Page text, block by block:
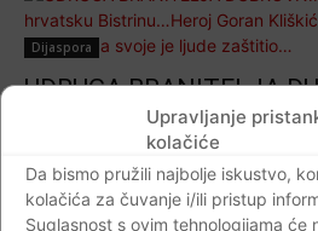
Upravljanje
kolačiće
Da bismo pružili najbolje iskustvo,
kolačića za čuvanje i/ili pristup
Suglasnost s ovim tehnologijama će
Dijaspora
UDRUGA BRANITELJA
Junaci su nam ostavili
Heroj Goran Kliškić sebe
pogibelji, a svoje je ljude
Braniteljski portal - 24.03.2019